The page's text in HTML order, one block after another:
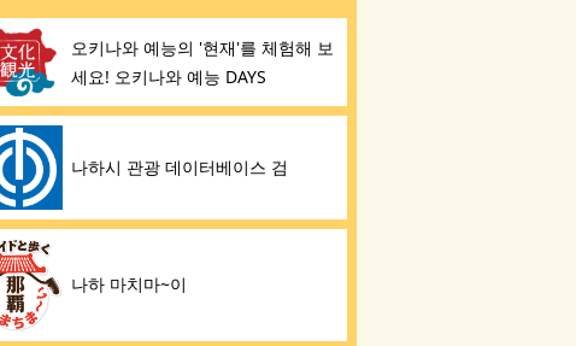
오키나와 예능의 '현재'를 체험해 보
세요! 오키나와 예능 DAYS
나하시 관광 데이터베이스 검
나하 마치마~이